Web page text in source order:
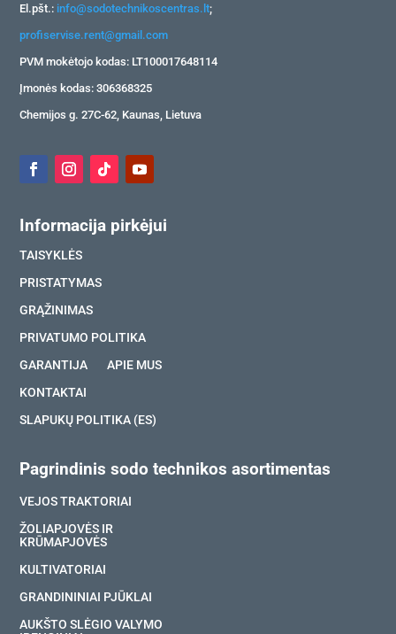
El.pšt.: info@sodotechnikoscentras.lt;
profiservise.rent@gmail.com
PVM mokėtojo kodas: LT100017648114
Įmonės kodas: 306368325
Chemijos g. 27C-62, Kaunas, Lietuva
Informacija pirkėjui
TAISYKLĖS
PRISTATYMAS
GRĄŽINIMAS
PRIVATUMO POLITIKA
GARANTIJA
APIE MUS
KONTAKTAI
SLAPUKŲ POLITIKA (ES)
Pagrindinis sodo technikos asortimentas
VEJOS TRAKTORIAI
ŽOLIAPJOVĖS IR
KRŪMAPJOVĖS
KULTIVATORIAI
GRANDININIAI PJŪKLAI
AUKŠTO SLĖGIO VALYMO